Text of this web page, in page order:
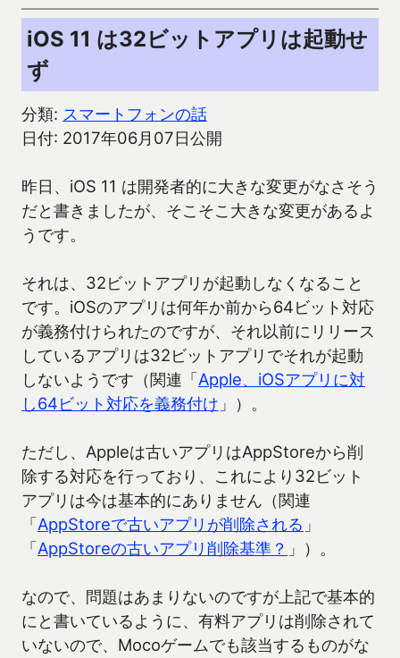
iOS 11 は32ビットアプリは起動せ
ず
分類: スマートフォンの話
日付: 2017年06月07日公開
昨日、iOS 11 は開発者的に大きな変更がなさそう
だと書きましたが、そこそこ大きな変更があるよ
うです。
それは、32ビットアプリが起動しなくなること
です。iOSのアプリは何年か前から64ビット対応
が義務付けられたのですが、それ以前にリリース
しているアプリは32ビットアプリでそれが起動
しないようです（関連「Apple、iOSアプリに対
し64ビット対応を義務付け 」）。
ただし、Appleは古いアプリはAppStoreから削
除する対応を行っており、これにより32ビット
アプリは今は基本的にありません（関連
「AppStoreで古いアプリが削除される 」
「AppStoreの古いアプリ削除基準？ 」）。
なので、問題はあまりないのですが上記で基本的
にと書いているように、有料アプリは削除されて
いないので、Mocoゲームでも該当するものがな